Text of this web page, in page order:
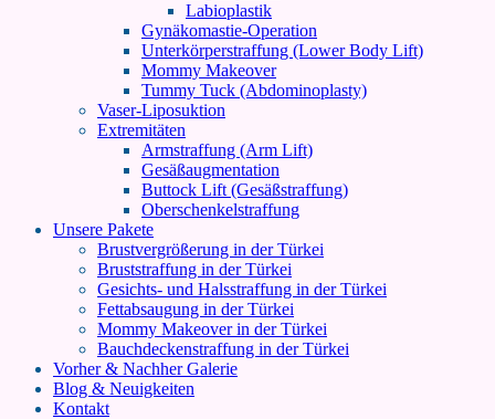
Labioplastik
Gynäkomastie-Operation
Unterkörperstraffung (Lower Body Lift)
Mommy Makeover
Tummy Tuck (Abdominoplasty)
Vaser-Liposuktion
Extremitäten
Armstraffung (Arm Lift)
Gesäßaugmentation
Buttock Lift (Gesäßstraffung)
Oberschenkelstraffung
Unsere Pakete
Brustvergrößerung in der Türkei
Bruststraffung in der Türkei
Gesichts- und Halsstraffung in der Türkei
Fettabsaugung in der Türkei
Mommy Makeover in der Türkei
Bauchdeckenstraffung in der Türkei
Vorher & Nachher Galerie
Blog & Neuigkeiten
Kontakt